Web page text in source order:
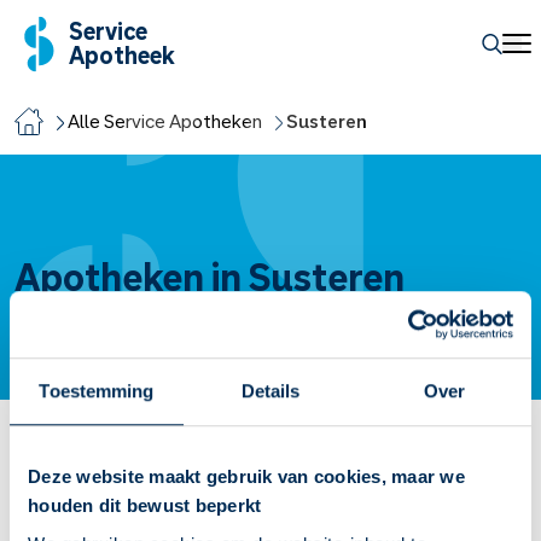
Toestemming Details Over
Deze website maakt gebruik van cookies, maar we
houden dit bewust beperkt
Service
Apotheek
Alle Service Apotheken Susteren
Apotheken in Susteren
Service Apotheek Susteren
Reinoud van Gelderstraat13B